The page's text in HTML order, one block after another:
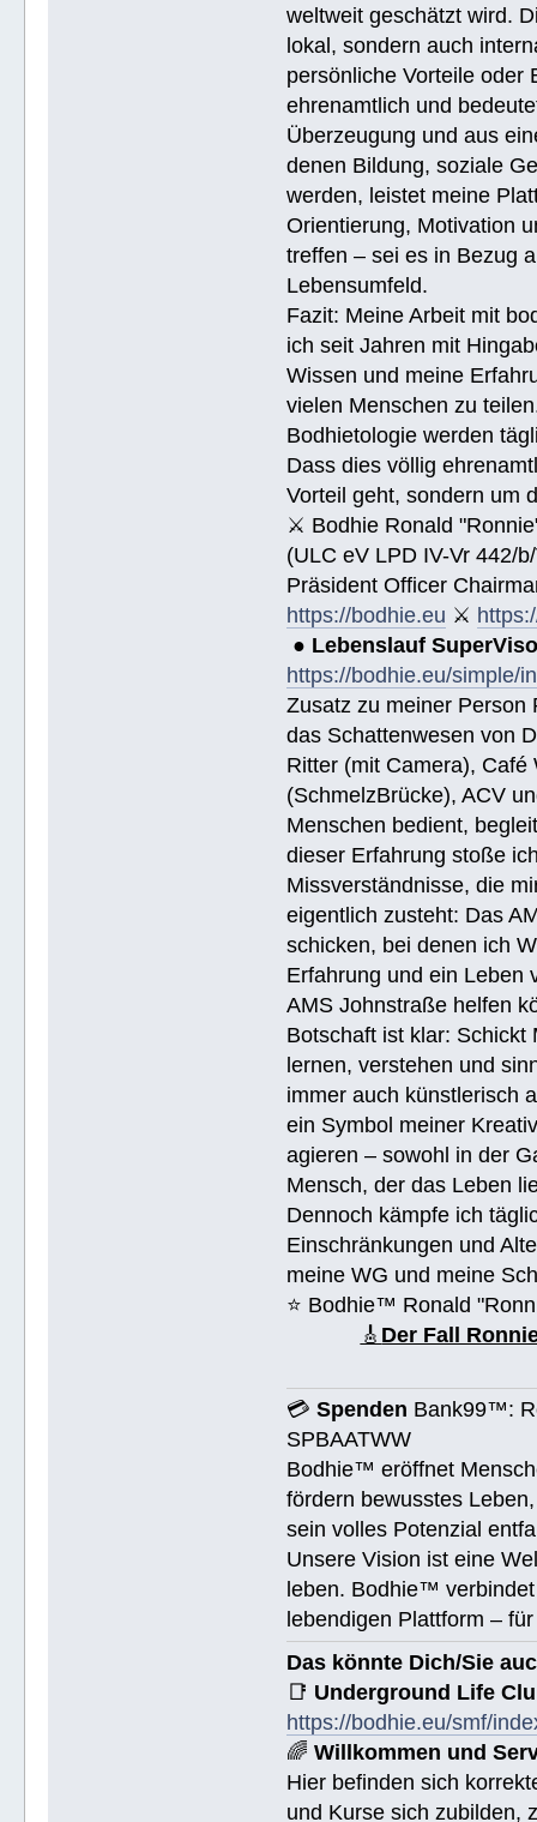
weltweit geschätzt wird.
lokal, sondern auch
persönliche Vorteile oder
ehrenamtlich und
Überzeugung und aus
denen Bildung, soziale
werden, leistet meine
Orientierung, Motivation
treffen – sei es in Bezug
Lebensumfeld.
Fazit: Meine Arbeit mit
ich seit Jahren mit
Wissen und meine
vielen Menschen zu
Bodhietologie werden
Dass dies völlig
Vorteil geht, sondern um
⚔ Bodhie Ronald
(ULC eV LPD IV-Vr 442/
Präsident Officer
https://bodhie.eu ⚔
● Lebenslauf
https://bodhie.eu/simple/
Zusatz zu meiner Person
das Schattenwesen von
Ritter (mit Camera), Café
(SchmelzBrücke), ACV
Menschen bedient,
dieser Erfahrung stoße
Missverständnisse, die
eigentlich zusteht: Das
schicken, bei denen ich
Erfahrung und ein Leben
AMS Johnstraße helfen
Botschaft ist klar: Schickt
lernen, verstehen und
immer auch künstlerisch
ein Symbol meiner
agieren – sowohl in der
Mensch, der das Leben
Dennoch kämpfe ich
Einschränkungen und
meine WG und meine
⭐️ Bodhie™ Ronald
🎸 Der Fall
💳Spenden Bank99™:
SPBAATWW
Bodhie™ eröffnet
fördern bewusstes
sein volles Potenzial
Unsere Vision ist eine
leben. Bodhie™
lebendigen Plattform –
Das könnte Dich/Sie
📑 Underground Life
https://bodhie.eu/smf/
🌈Willkommen und
Hier befinden sich
und Kurse sich zubilden,